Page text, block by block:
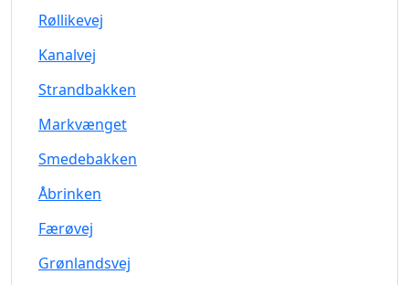
Røllikevej
Kanalvej
Strandbakken
Markvænget
Smedebakken
Åbrinken
Færøvej
Grønlandsvej